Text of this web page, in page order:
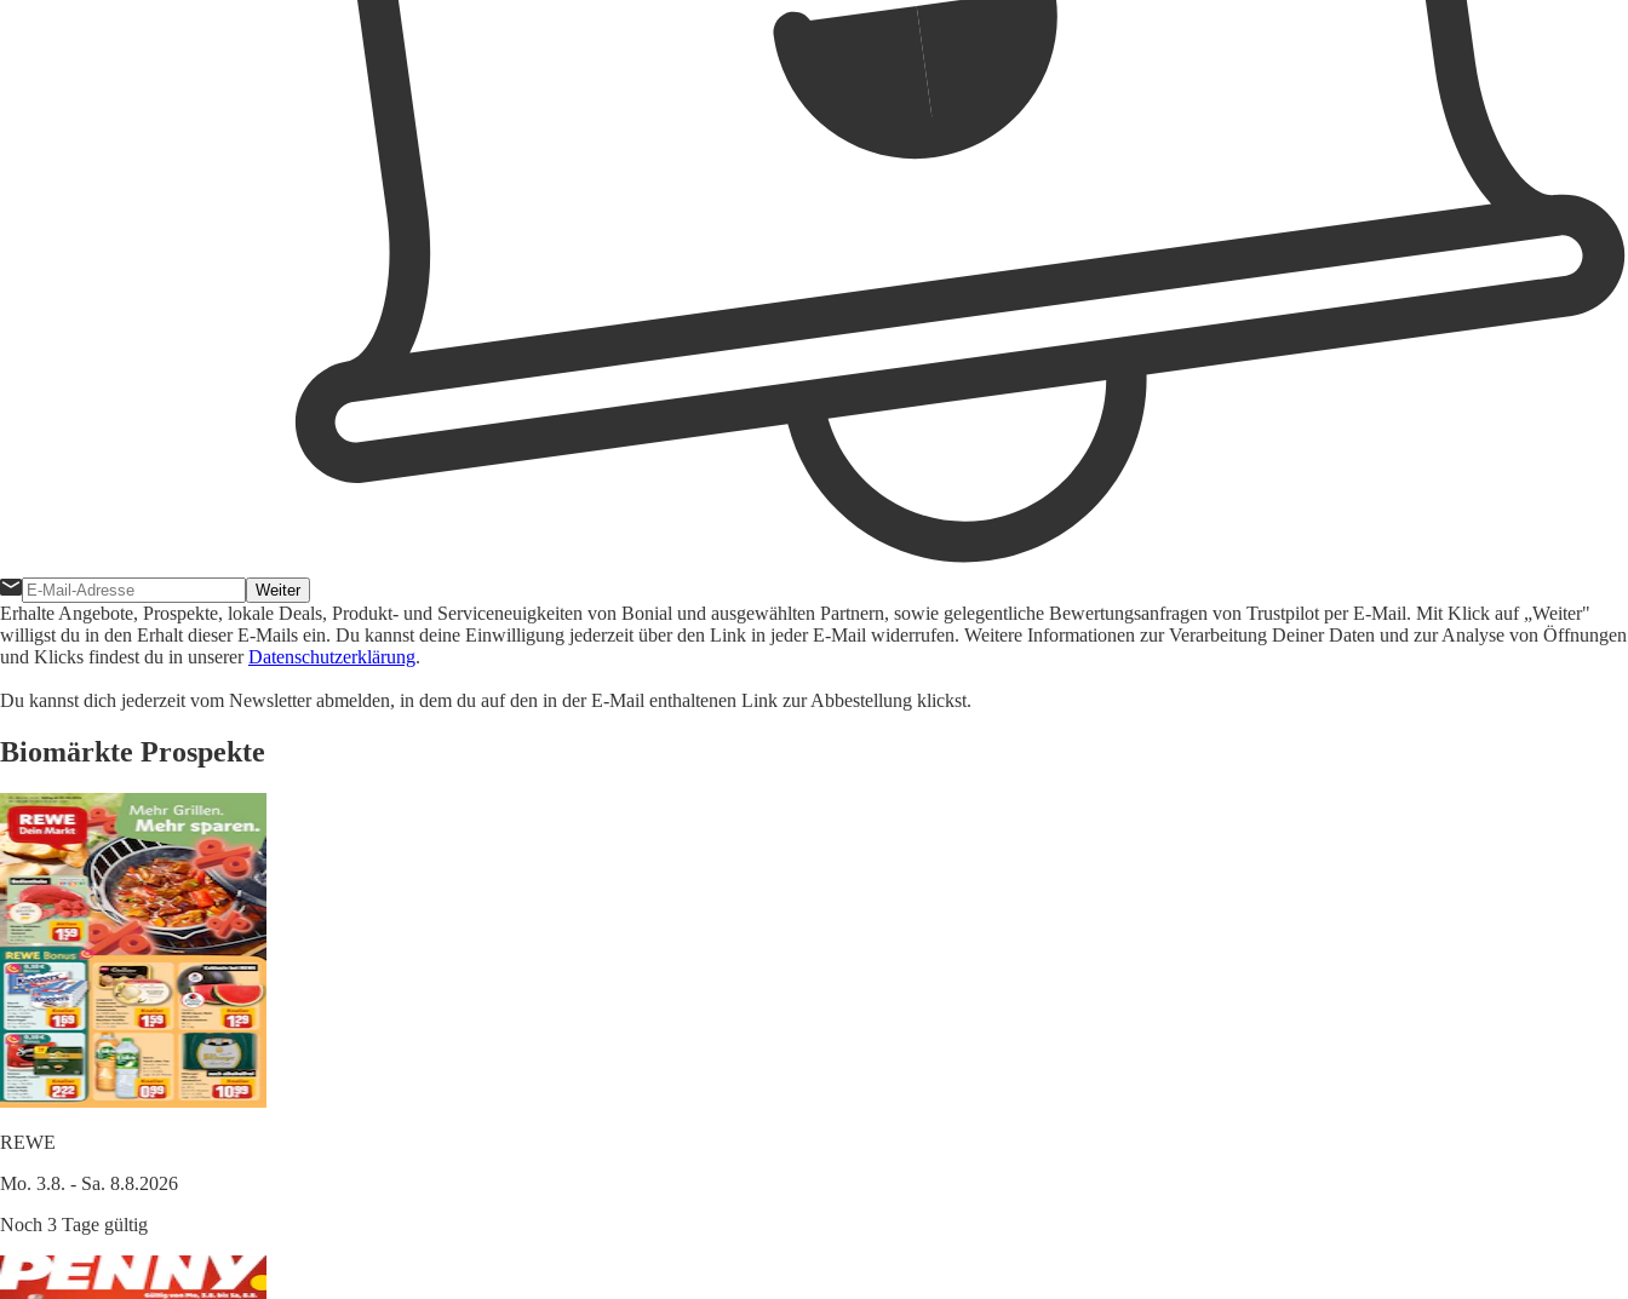
Weiter
Erhalte Angebote, Prospekte, lokale Deals, Produkt- und Serviceneuigkeiten von Bonial und ausgewählten Partnern, sowie gelegentliche Bewertungsanfragen von Trustpilot per E-Mail. Mit Klick auf „Weiter"
willigst du in den Erhalt dieser E-Mails ein. Du kannst deine Einwilligung jederzeit über den Link in jeder E-Mail widerrufen. Weitere Informationen zur Verarbeitung Deiner Daten und zur Analyse von Öffnungen
und Klicks findest du in unsererDatenschutzerklärung.
Du kannst dich jederzeit vom Newsletter abmelden, in dem du auf den in der E-Mail enthaltenen Link zur Abbestellung klickst.
Biomärkte Prospekte
REWE
Mo. 3.8. - Sa. 8.8.2026
Noch 3 Tage gültig